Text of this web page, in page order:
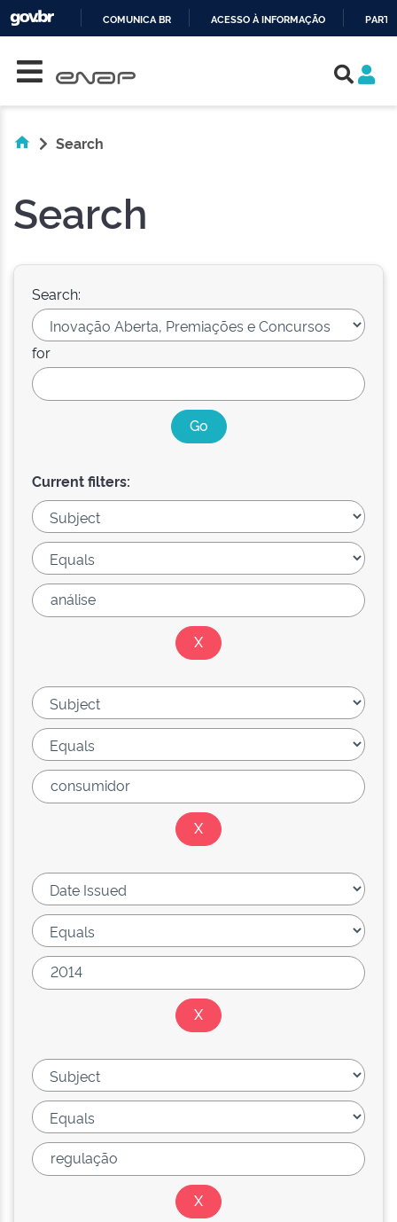
COMUNICA BR ACESSO À INFORMAÇÃO
Search
Search
Search:
for
Current filters: